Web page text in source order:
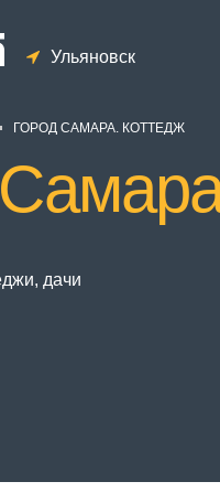
Ульяновск
ГОРОД САМАРА. КОТТЕДЖ
дачи